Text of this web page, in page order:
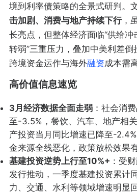
境到利率债策略的全景式研判。
击加剧、消费与地产持续下行，
长亮点，但整体经济面临“供给
转弱”三重压力，叠加中美利差倒
跨境资金运作与海外融资成本需
高价值信息速览
3月经济数据全面走弱：社会消
至-3.5%，餐饮、汽车、地产相
产投资当月同比增速已降至-
金来源全线恶化，政策放松效果有
基建投资逆势上行至10%+ ：受
发行推动，一季度基建投资累计
力、交通、水利等领域增速明显